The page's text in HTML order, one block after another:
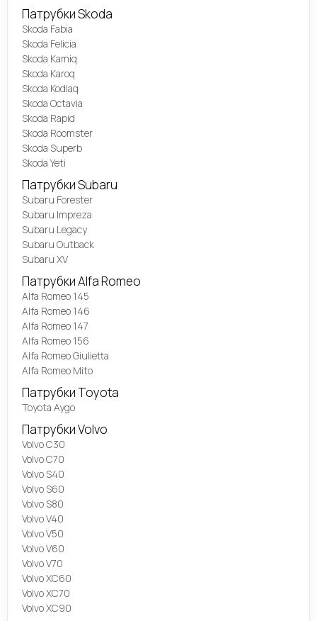
Патрубки Skoda
Skoda Fabia
Skoda Felicia
Skoda Kamiq
Skoda Karoq
Skoda Kodiaq
Skoda Octavia
Skoda Rapid
Skoda Roomster
Skoda Superb
Skoda Yeti
Патрубки Subaru
Subaru Forester
Subaru Impreza
Subaru Legacy
Subaru Outback
Subaru XV
Патрубки Alfa Romeo
Alfa Romeo 145
Alfa Romeo 146
Alfa Romeo 147
Alfa Romeo 156
Alfa Romeo Giulietta
Alfa Romeo Mito
Патрубки Toyota
Toyota Aygo
Патрубки Volvo
Volvo C30
Volvo C70
Volvo S40
Volvo S60
Volvo S80
Volvo V40
Volvo V50
Volvo V60
Volvo V70
Volvo XC60
Volvo XC70
Volvo XC90